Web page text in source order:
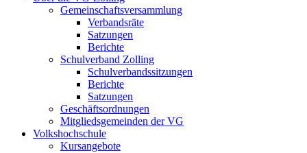
Gemeinschaftsversammlung
Verbandsräte
Satzungen
Berichte
Schulverband Zolling
Schulverbandssitzungen
Berichte
Satzungen
Geschäftsordnungen
Mitgliedsgemeinden der VG
Volkshochschule
Kursangebote